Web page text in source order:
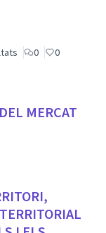
0 0
MERCAT